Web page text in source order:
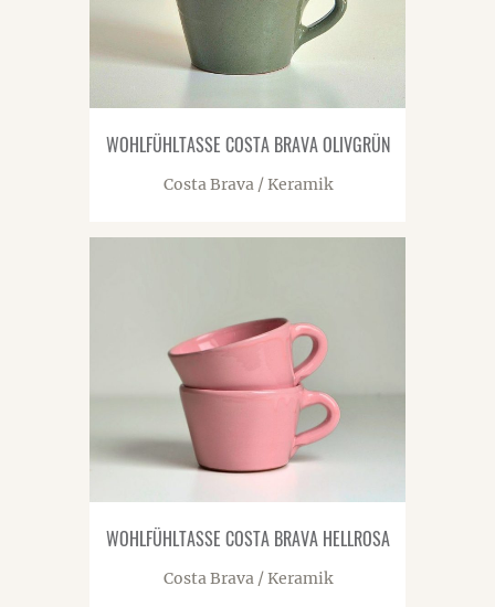
WOHLFÜHLTASSE COSTA BRAVA OLIVGRÜN
Costa Brava / Keramik
WOHLFÜHLTASSE COSTA BRAVA HELLROSA
Costa Brava / Keramik